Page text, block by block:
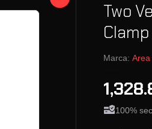
Two
Marca:
100%